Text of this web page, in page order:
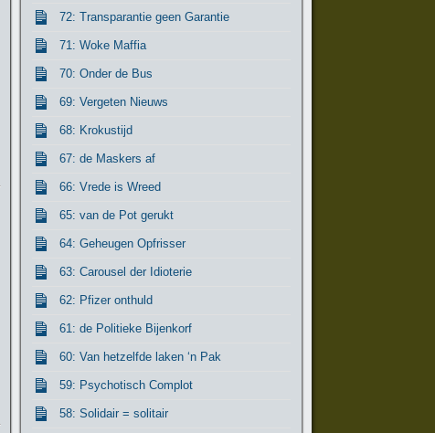
72: Transparantie geen Garantie
71: Woke Maffia
70: Onder de Bus
69: Vergeten Nieuws
68: Krokustijd
67: de Maskers af
66: Vrede is Wreed
65: van de Pot gerukt
64: Geheugen Opfrisser
63: Carousel der Idioterie
62: Pfizer onthuld
61: de Politieke Bijenkorf
60: Van hetzelfde laken ‘n Pak
59: Psychotisch Complot
58: Solidair = solitair